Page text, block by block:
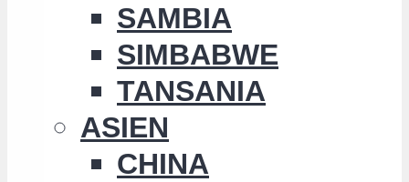
SAMBIA
SIMBABWE
TANSANIA
ASIEN
CHINA